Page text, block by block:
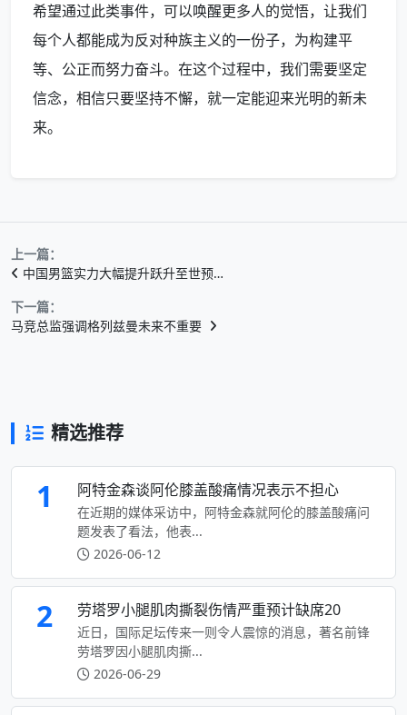
希望通过此类事件，可以唤醒更多人的觉悟，让我们
每个人都能成为反对种族主义的一份子，为构建平
等、公正而努力奋斗。在这个过程中，我们需要坚定
信念，相信只要坚持不懈，就一定能迎来光明的新未
来。
上一篇：
中国男篮实力大幅提升跃升至世预…
下一篇：
马竞总监强调格列兹曼未来不重要
精选推荐
1 阿特金森谈阿伦膝盖酸痛情况表示不担心
在近期的媒体采访中，阿特金森就阿伦的膝盖酸痛问
题发表了看法，他表...
2026-06-12
2 劳塔罗小腿肌肉撕裂伤情严重预计缺席20
近日，国际足坛传来一则令人震惊的消息，著名前锋
劳塔罗因小腿肌肉撕...
2026-06-29